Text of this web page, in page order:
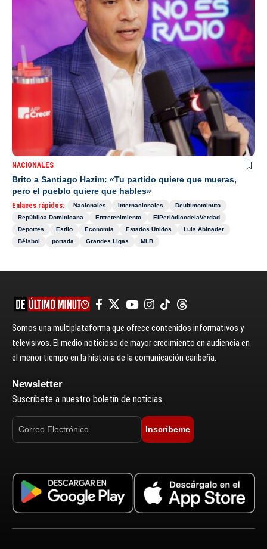
NACIONALES
Brito a Santiago Hazim: «Tu partido quiere que mueras,
pero el pueblo quiere que hables»
Enlaces rápidos: Nacionales Internacionales
Deultimominuto
República Dominicana
Entretenimiento
ElPeriódicodelaVerdad
Deportes
Estilo Economía Estados Unidos
Luis Abinader
Béisbol
portada Grandes Ligas MLB
Somos una multiplataforma que ofrece contenidos informativos y
televisivos. El medio noticioso de mayor crecimiento en audiencia en
el menor tiempo en la historia de la comunicación caribeña.
Newsletter
Suscríbete a nuestro boletín de noticias.
Inscríbeme